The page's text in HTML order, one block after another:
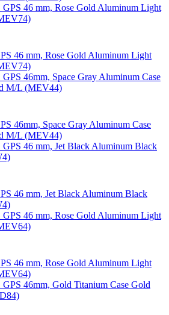
46 mm, Rose Gold Aluminum Light
46mm, Space Gray Aluminum Case
M/L (MEV44)
46 mm, Jet Black Aluminum Black
46 mm, Rose Gold Aluminum Light